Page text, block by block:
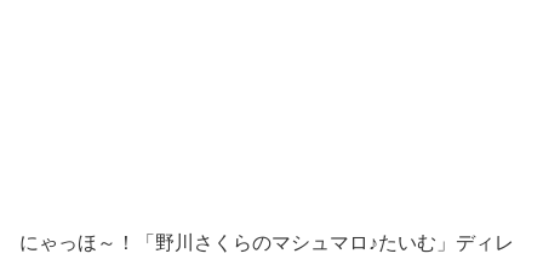
にゃっほ～！「野川さくらのマシュマロ♪たいむ」ディレ